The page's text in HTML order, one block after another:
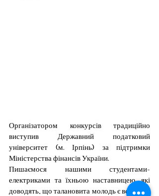
Організатором конкурсів традиційно
виступив Державний податковий
університет (м. Ірпінь) за підтримки
Міністерства фінансів України.
Пишаємося нашими студентами-
електриками та їхньою наставницею, які
доводять, що талановита молодь є всебічно